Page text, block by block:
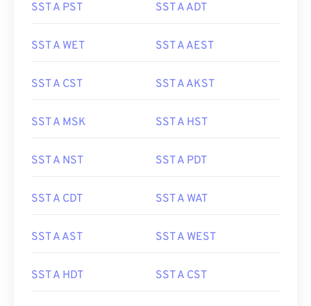
SST A PST SST A ADT
SST A WET SST A AEST
SST A CST SST A AKST
SST A MSK SST A HST
SST A NST SST A PDT
SST A CDT SST A WAT
SST A AST SST A WEST
SST A HDT SST A CST